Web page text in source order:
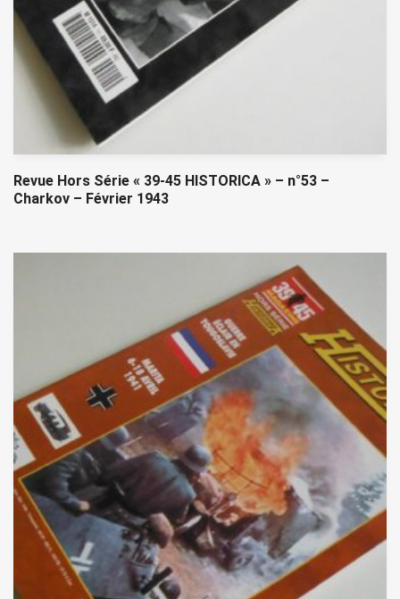
Revue Hors Série « 39-45 HISTORICA » – n°53 –
Charkov – Février 1943